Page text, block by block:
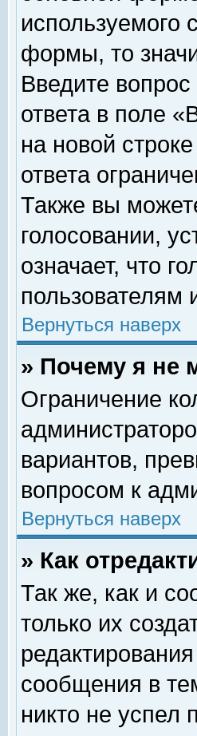
используемого
формы, то
Введите
ответа в поле
на новой
ответа
Также вы
голосовании,
означает, что
пользователям
Вернуться наверх
» Почему я не
Ограничение
вариантов,
вопросом к
Вернуться наверх
» Как
Так же, как и
только их
сообщения в
никто не успел